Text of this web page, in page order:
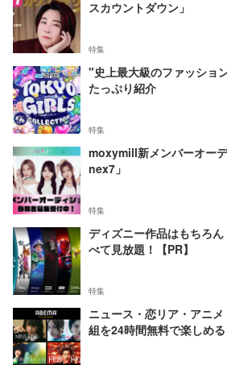
スカウントダウン」
特集
"史上最大級のファッショ
たっぷり紹介
特集
moxymill新メンバーオー
nex7」
特集
ディズニー作品はもちろ
べて見放題！【PR】
特集
ニュース・恋リア・アニ
組を24時間無料で楽しめる